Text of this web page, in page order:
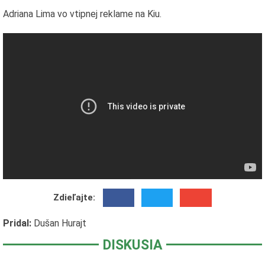
Adriana Lima vo vtipnej reklame na Kiu.
Zdieľajte:
Pridal: Dušan Hurajt
DISKUSIA